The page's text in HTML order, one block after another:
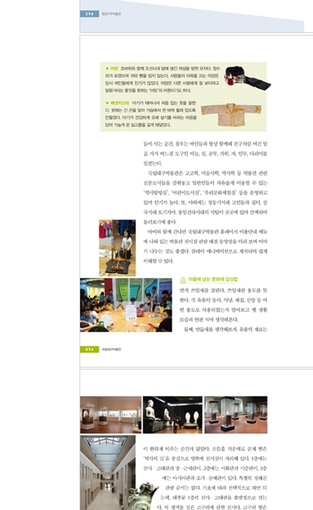
082. 국보 문화재의 피난처 _ 부산대학교박물관
Chapter 10. 일상의 쉼표가 되는 주말 박물관 투어
084. 파도 소리, 바람 소리, 음악 소리 ‘소리의 향연
085. 발길이 닿는 곳마다 퍼지는 녹차 향기 _ 보성
086. 깊고 푸른 바다의 외로운 길잡이 _ 포항 국립
087. 각양각색 골라보는 재미가 있는 _ 부천 테마
088. 단종의 슬픔과 김삿갓의 풍류가 깃든 그곳 _
089. 발길 닿는 곳마다 따스한 빛이 비치는 곳 _ 밀
090. 시계와 칼 속에 담긴 문명의 흐름을 읽다 _ 파
091. 시간이 머물다 가는 곳 _ 안동민속박물관
092. 세상에서 가장 착한 탈것을 만나다! _ 상주 자
Chapter 11. 놀멍 쉬멍 배우멍 제주도 박물관 여행
093. 제주의 자연, 그 자체가 박물관 _ 제주도
094. 잠보 아프리카! _ 제주 아프리카박물관
095. “엄마! 나만 믿고 따라와요!” _ 메이즈랜드
096. 20세기 세계 최고의 자동차가 다 모여 있네! _
097. 전무후무한 천재가 만들어낸 놀라운 상상력
098. 억척스럽게 삶을 일궈온 제주 해녀의 숨비소
100. 전통과 현대가 조우하는 공간 _ 본태박물관
101. 제주의 역사와 제주인의 얼을 집약해놓은 공
102. 제주의 바람과 구름이 머무는 곳 _ 김영갑 갤
Appendix ㆍ박물관 여행이 100배 즐거워지는 특별
부록 1. 지식과 감성을 충전할 수 있는 ‘박물관 테마